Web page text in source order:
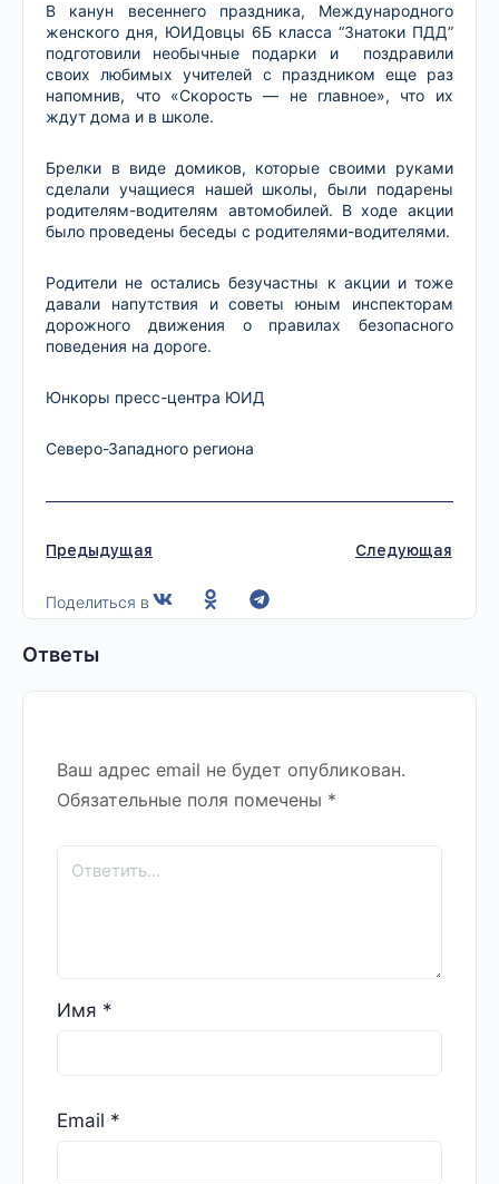
В канун весеннего праздника, Международного
женского дня, ЮИДовцы 6Б класса “Знатоки ПДД”
подготовили необычные подарки и поздравили
своих любимых учителей с праздником еще раз
напомнив, что «Скорость — не главное», что их
ждут дома и в школе.
Брелки в виде домиков, которые своими руками
сделали учащиеся нашей школы, были подарены
родителям-водителям автомобилей. В ходе акции
было проведены беседы с родителями-водителями.
Родители не остались безучастны к акции и тоже
давали напутствия и советы юным инспекторам
дорожного движения о правилах безопасного
поведения на дороге.
Юнкоры пресс-центра ЮИД
Северо-Западного региона
Предыдущая Следующая
Поделиться в
Ответы
Ваш адрес email не будет опубликован.
Обязательные поля помечены *
Имя *
Email *